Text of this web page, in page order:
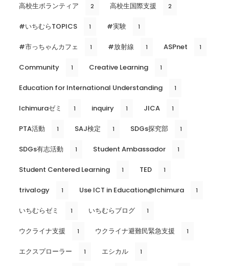
高校生ボランティア 2 高校生国際支援 2
#いちむらTOPICS 1 #実験 1
#市っちゃんカフェ 1 #放射線 1 ASPnet 1
Community 1 Creative Learning 1
Education for International Understanding 1
Ichimuraゼミ 1 inquiry 1 JICA 1
PTA活動 1 SAJ検定 1 SDGs探究部 1
SDGs有志活動 1 Student Ambassador 1
Student Centered Learning 1 TED 1
trivalogy 1 Use ICT in Education@Ichimura 1
いちむらゼミ 1 いちむらブログ 1
ウクライナ支援 1 ウクライナ避難民緊急支援 1
エクスプローラー 1 エシカル 1